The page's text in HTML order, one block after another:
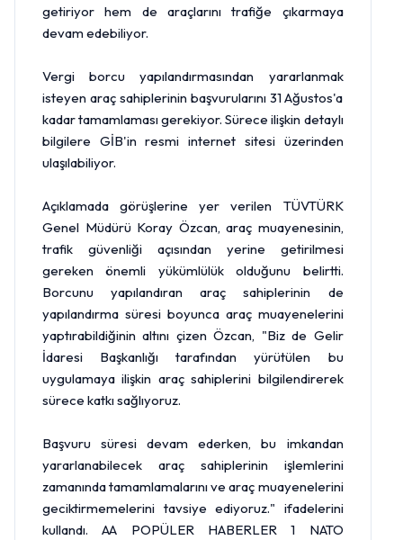
getiriyor hem de araçlarını trafiğe çıkarmaya
devam edebiliyor.
Vergi borcu yapılandırmasından yararlanmak
isteyen araç sahiplerinin başvurularını 31 Ağustos'a
kadar tamamlaması gerekiyor. Sürece ilişkin detaylı
bilgilere GİB'in resmi internet sitesi üzerinden
ulaşılabiliyor.
Açıklamada görüşlerine yer verilen TÜVTÜRK
Genel Müdürü Koray Özcan, araç muayenesinin,
trafik güvenliği açısından yerine getirilmesi
gereken önemli yükümlülük olduğunu belirtti.
Borcunu yapılandıran araç sahiplerinin de
yapılandırma süresi boyunca araç muayenelerini
yaptırabildiğinin altını çizen Özcan, "Biz de Gelir
İdaresi Başkanlığı tarafından yürütülen bu
uygulamaya ilişkin araç sahiplerini bilgilendirerek
sürece katkı sağlıyoruz.
Başvuru süresi devam ederken, bu imkandan
yararlanabilecek araç sahiplerinin işlemlerini
zamanında tamamlamalarını ve araç muayenelerini
geciktirmemelerini tavsiye ediyoruz." ifadelerini
kullandı. AA POPÜLER HABERLER 1 NATO